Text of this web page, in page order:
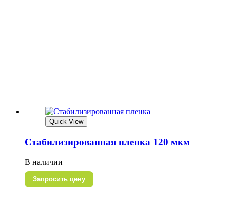
Quick View
Стабилизированная пленка 120 мкм
В наличии
Запросить цену